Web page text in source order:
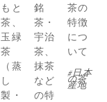
もと
茶、
玉緑
茶
（蒸
し
製・
銘
茶・
宇治
茶、
抹茶
など
の特
茶の
特徴
につ
いて
日本
の茶
産地